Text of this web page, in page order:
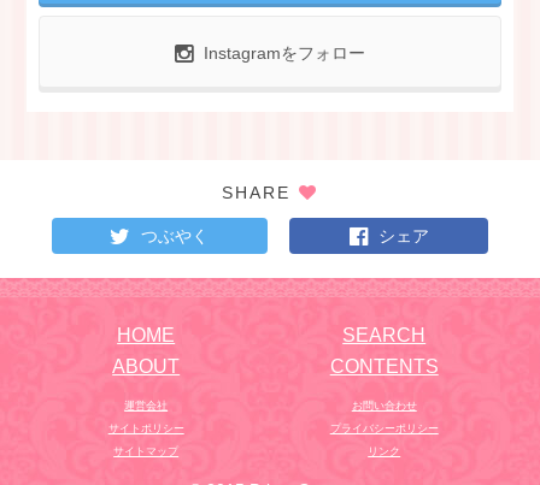
Instagramをフォロー
SHARE
つぶやく シェア
HOME
SEARCH
ABOUT
CONTENTS
運営会社
お問い合わせ
サイトポリシー
プライバシーポリシー
サイトマップ
リンク